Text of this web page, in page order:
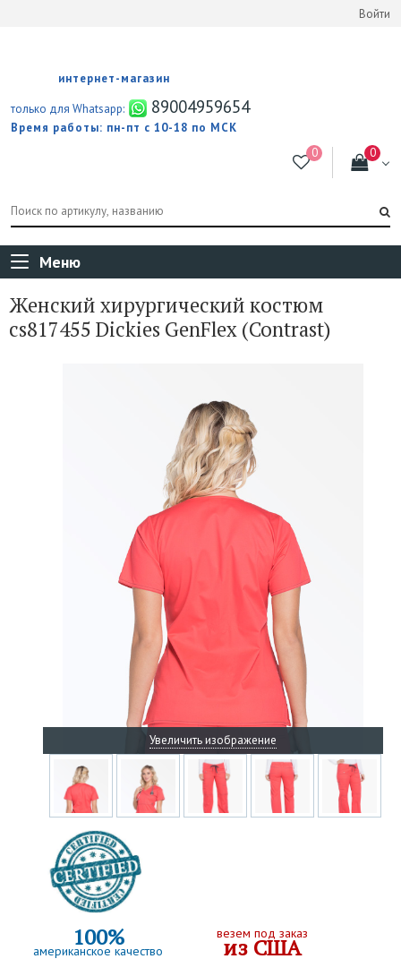
Войти
интернет-магазин
только для Whatsapp:
89004959654
Время работы: пн-пт с 10-18 по МСК
Меню
Женский хирургический костюм
cs817455 Dickies GenFlex (Contrast)
Увеличить изображение
100%
американское качество
везем под заказ
из США